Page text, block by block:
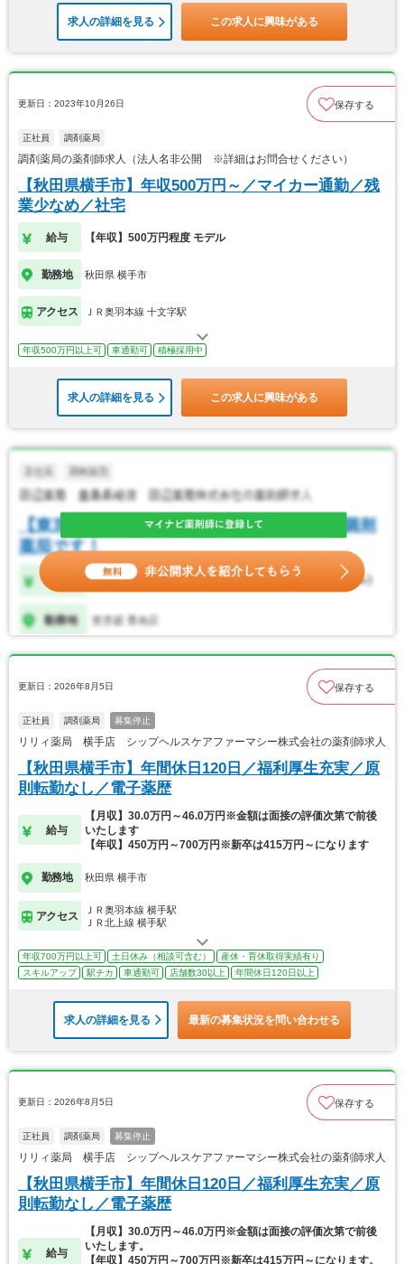
求人の詳細を見る この求人に興味がある
更新日：2023年10月26日 保存する
正社員 調剤薬局
調剤薬局の薬剤師求人（法人名非公開 ※詳細はお問合せください）
【秋田県横手市】年収500万円～／マイカー通勤／残
業少なめ／社宅
給与 【年収】500万円程度 モデル
勤務地 秋田県 横手市
アクセス ＪＲ奥羽本線 十文字駅
年収500万円以上可 車通勤可 積極採用中
求人の詳細を見る この求人に興味がある
更新日：2026年8月5日 保存する
正社員 調剤薬局 募集停止
リリィ薬局 横手店 シップヘルスケアファーマシー株式会社の薬剤師求人
【秋田県横手市】年間休日120日／福利厚生充実／原
則転勤なし／電子薬歴
給与
【月収】30.0万円～46.0万円※金額は面接の評価次第で前後
いたします
【年収】450万円～700万円※新卒は415万円～になります
勤務地 秋田県 横手市
アクセス
ＪＲ奥羽本線 横手駅
ＪＲ北上線 横手駅
年収700万円以上可 土日休み（相談可含む）
産休・育休取得実績有り
スキルアップ
駅チカ 車通勤可 店舗数30以上 年間休日120日以上
求人の詳細を見る 最新の募集状況を問い合わせる
更新日：2026年8月5日 保存する
正社員 調剤薬局 募集停止
リリィ薬局 横手店 シップヘルスケアファーマシー株式会社の薬剤師求人
【秋田県横手市】年間休日120日／福利厚生充実／原
則転勤なし／電子薬歴
給与
【月収】30.0万円～46.0万円※金額は面接の評価次第で前後
いたします。
【年収】450万円～700万円※新卒は415万円～になります。